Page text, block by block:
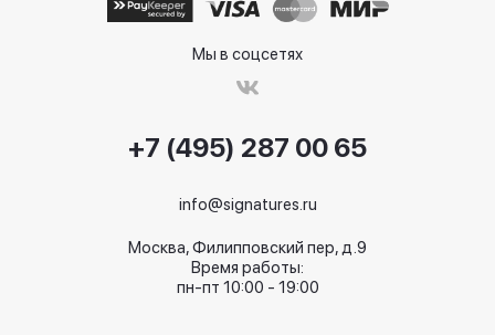
Мы в соцсетях
+7 (495) 287 00 65
info@signatures.ru
Москва, Филипповский пер, д.9
Время работы:
пн-пт 10:00 - 19:00